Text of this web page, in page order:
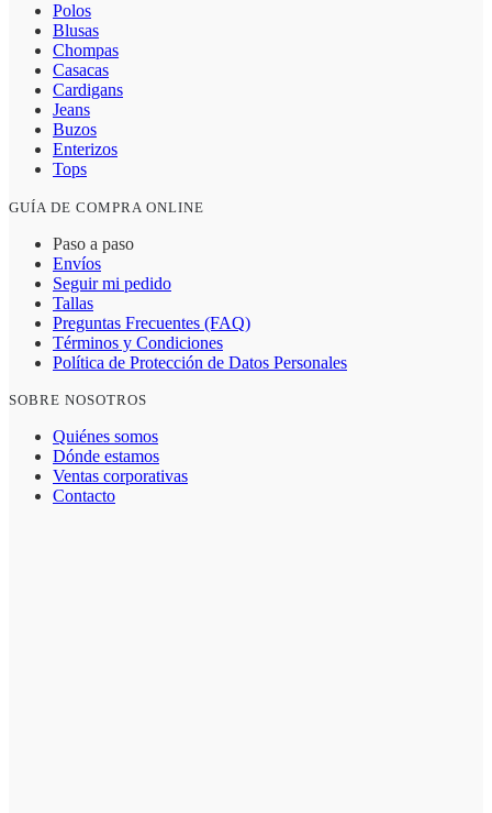
Polos
Blusas
Chompas
Casacas
Cardigans
Jeans
Buzos
Enterizos
Tops
GUÍA DE COMPRA ONLINE
Paso a paso
Envíos
Seguir mi pedido
Tallas
Preguntas Frecuentes (FAQ)
Términos y Condiciones
Política de Protección de Datos Personales
SOBRE NOSOTROS
Quiénes somos
Dónde estamos
Ventas corporativas
Contacto